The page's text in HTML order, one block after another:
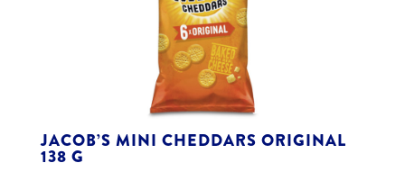
JACOB’S MINI CHEDDARS ORIGINAL
138 G